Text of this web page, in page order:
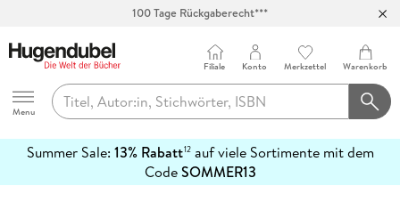
100 Tage Rückgaberecht***
Hugendubel
Menu
Filiale Konto Merkzettel Warenkorb
Summer Sale: 13% Rabatt12auf viele Sortimente mit dem
CodeSOMMER13
erfahren